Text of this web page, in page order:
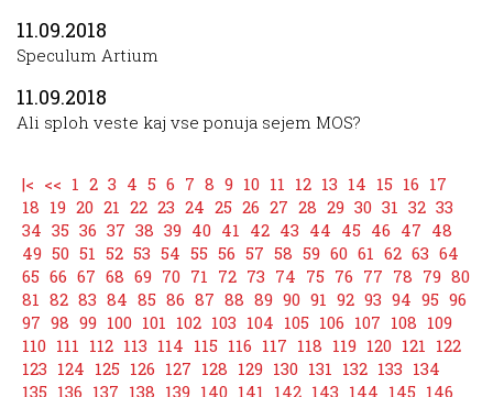
11.09.2018
Speculum Artium
11.09.2018
Ali sploh veste kaj vse ponuja sejem MOS?
|< << 1 2 3 4 5 6 7 8 9 10 11 12 13 14 15 16 17
18 19 20 21 22 23 24 25 26 27 28 29 30 31 32 33
34 35 36 37 38 39 40 41 42 43 44 45 46 47 48
49 50 51 52 53 54 55 56 57 58 59 60 61 62 63 64
65 66 67 68 69 70 71 72 73 74 75 76 77 78 79 80
81 82 83 84 85 86 87 88 89 90 91 92 93 94 95 96
97 98 99 100 101 102 103 104 105 106 107 108 109
110 111 112 113 114 115 116 117 118 119 120 121 122
123 124 125 126 127 128 129 130 131 132 133 134
135 136 137 138 139 140 141 142 143 144 145 146